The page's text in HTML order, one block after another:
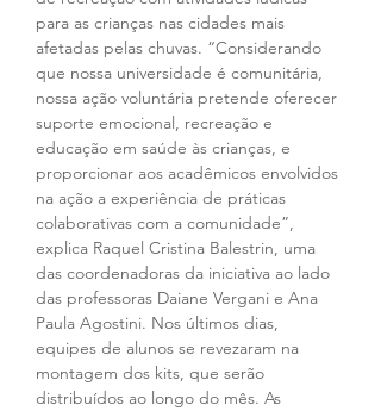
para as crianças nas cidades mais
afetadas pelas chuvas. “Considerando
que nossa universidade é comunitária,
nossa ação voluntária pretende oferecer
suporte emocional, recreação e
educação em saúde às crianças, e
proporcionar aos acadêmicos envolvidos
na ação a experiência de práticas
colaborativas com a comunidade”,
explica Raquel Cristina Balestrin, uma
das coordenadoras da iniciativa ao lado
das professoras Daiane Vergani e Ana
Paula Agostini. Nos últimos dias,
equipes de alunos se revezaram na
montagem dos kits, que serão
distribuídos ao longo do mês. As